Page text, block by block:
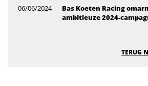
06/06/2024
Bas Koeten Racing
ambitieuze 2024-
TERUG